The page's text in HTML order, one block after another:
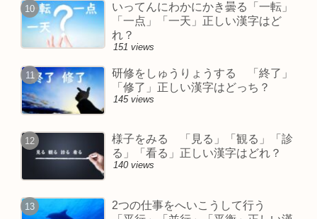
いってんにわかにかき曇る「一転」
「一点」「一天」正しい漢字はど
れ？
151 views
研修をしゅうりょうする 「終了」
「修了」正しい漢字はどっち？
145 views
様子をみる 「見る」「観る」「診
る」「看る」正しい漢字はどれ？
140 views
2つの仕事をへいこうして行う